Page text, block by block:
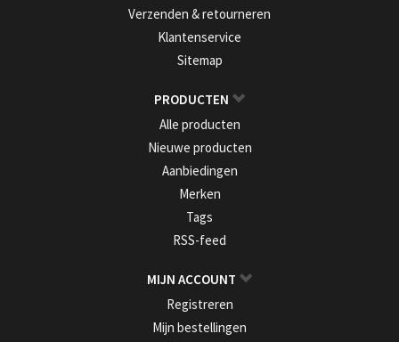
Verzenden & retourneren
Klantenservice
Sitemap
PRODUCTEN
Alle producten
Nieuwe producten
Aanbiedingen
Merken
Tags
RSS-feed
MIJN ACCOUNT
Registreren
Mijn bestellingen